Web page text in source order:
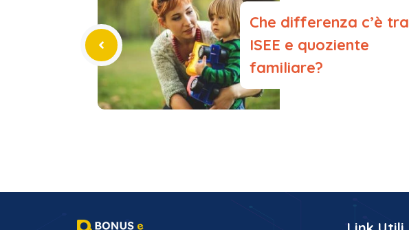
Che differenza c’è tra
ISEE e quoziente
familiare?